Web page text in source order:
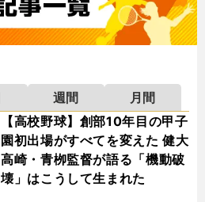
週間
月間
【高校野球】創部10年目の甲子
園初出場がすべてを変えた 健大
高崎・青栁監督が語る「機動破
壊」はこうして生まれた